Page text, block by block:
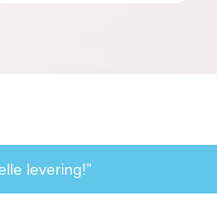
levering!”